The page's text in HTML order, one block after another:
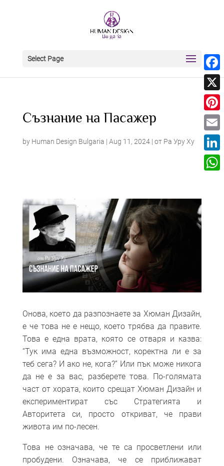
Select Page
Съзнание на Пасажер
by Human Design Bulgaria | Aug 11, 2024| от Ра Уру Ху
Онова, което да разпознаете за Хюман Дизайн,
е че това не е нещо, което трябва да правите.
Това е една врата, която се отваря и казва:
“Тук има една възможност, коректна ли е за
теб сега? И ако не, кога?” Или пък може никога
да не е за вас, разберете това. По-голямата
част от хората, които срещат Хюман Дизайн и
експериментират със Стратегията и
Авторитета си, просто откриват, че прави
живота им по-лесен.
Това не означава, че те са просветлени или
пробудени. Означава, че се приближават
X
Email